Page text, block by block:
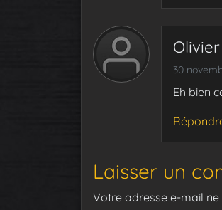
30
Eh bien
Laisser un
Votre adresse e-mail